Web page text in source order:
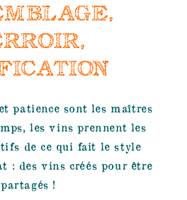
patience sont les maîtres
les vins prennent les
de ce qui fait le style
: des vins créés pour être
partagés !